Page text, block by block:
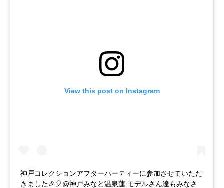
View this post on Instagram
神戸コレクションアフターパーティーに参加させていただ
きました🎉🎈@神戸みなと温泉蓮 モデルさん達もみなさ